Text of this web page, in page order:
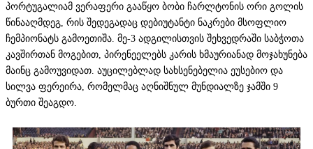
პორტუგალიამ ვერაფერი გააწყო ბობი ჩარლტონის ორი გოლის
წინააღმდეგ, რის შედეგადაც დებიუტანტი ნაკრები მსოფლიო
ჩემპიონატს გამოეთიშა. მე-3 ადგილისთვის შეხვედრაში საბჭოთა
კავშირთან მოგებით, პირენეელებს კარის ხმაურიანად მოჯახუნება
მაინც გამოუვიდათ. აუცილებლად სახსენებელია ეუსებიო და
სილვა ფერეირა, რომელმაც აღნიშნულ მუნდიალზე ჯამში 9
ბურთი შეაგდო.